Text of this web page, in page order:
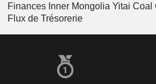
Finances Inner Mongolia Yitai Coal
Flux de Trésorerie